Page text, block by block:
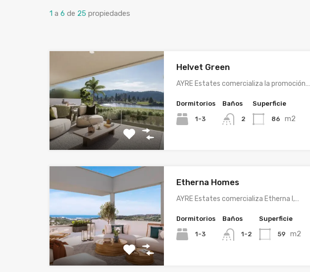
1 a 6 de 25 propiedades
Helvet Green
AYRE Estates comercializa la promoción…
Dormitorios
1-3
Baños
2
Superficie
86 m2
Etherna Homes
AYRE Estates comercializa Etherna I,…
Dormitorios
1-3
Baños
1-2
Superficie
59 m2